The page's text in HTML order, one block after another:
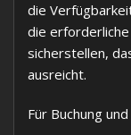
die
die
sicherstellen,
ausreicht.
Für Buchung